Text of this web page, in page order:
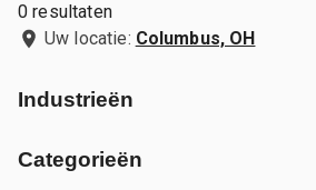
0 resultaten
Uw locatie: Columbus, OH
Industrieën
Categorieën